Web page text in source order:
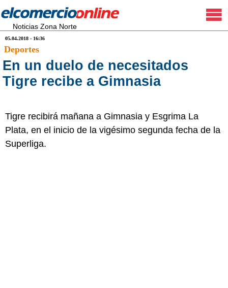
Noticias Zona Norte
05.04.2018 - 16:36
Deportes
En un duelo de necesitados
Tigre recibe a Gimnasia
Tigre recibirá mañana a Gimnasia y Esgrima La
Plata, en el inicio de la vigésimo segunda fecha de la
Superliga.